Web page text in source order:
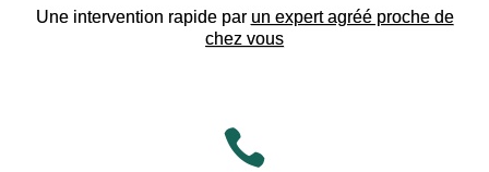
Une intervention rapide par un expert agréé proche de
chez vous
